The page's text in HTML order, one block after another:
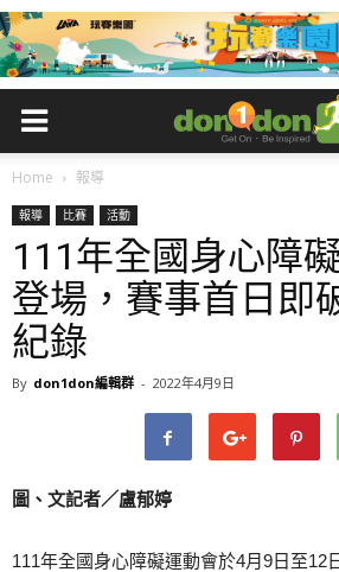
Home 報導
報導 比賽 活動
111年全國身心障
登場，賽事首日即
紀錄
By don1don編輯群 - 2022年4月9日
圖、文記者／盧郁婷
111年全國身心障礙運動會於4月9日至12